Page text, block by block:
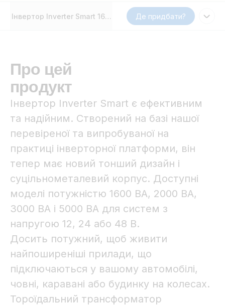
Інвертор Inverter Smart 1600 ВА - 5000 ВАДе придбати?
Про цей
продукт
Інвертор Inverter Smart є ефективним
та надійним. Створений на базі нашої
перевіреної та випробуваної на
практиці інверторної платформи, він
тепер має новий тонший дизайн і
суцільнометалевий корпус. Доступні
моделі потужністю 1600 ВА, 2000 ВА,
3000 ВА і 5000 ВА для систем з
напругою 12, 24 або 48 В.
Досить потужний, щоб живити
найпоширеніші прилади, що
підключаються у вашому автомобілі,
човні, каравані або будинку на колесах.
Тороїдальний трансформатор